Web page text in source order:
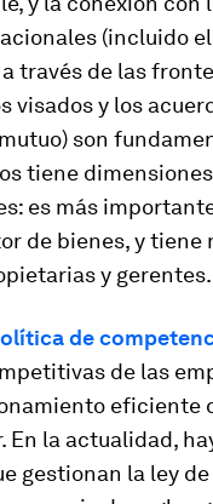
(incluido
través de las
visados ​​y los
son
tiene
es más
de bienes, y tiene
y gerentes.
de
de las
eficiente
En la actualidad,
gestionan la ley de